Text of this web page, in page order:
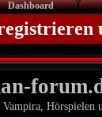
Dashboard
Hörspielen